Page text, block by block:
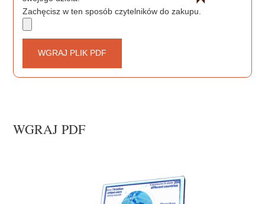
Zachęcisz w ten sposób czytelników do zakupu.
WGRAJ PLIK PDF
WGRAJ PDF